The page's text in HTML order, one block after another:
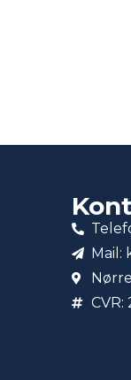
CVR: